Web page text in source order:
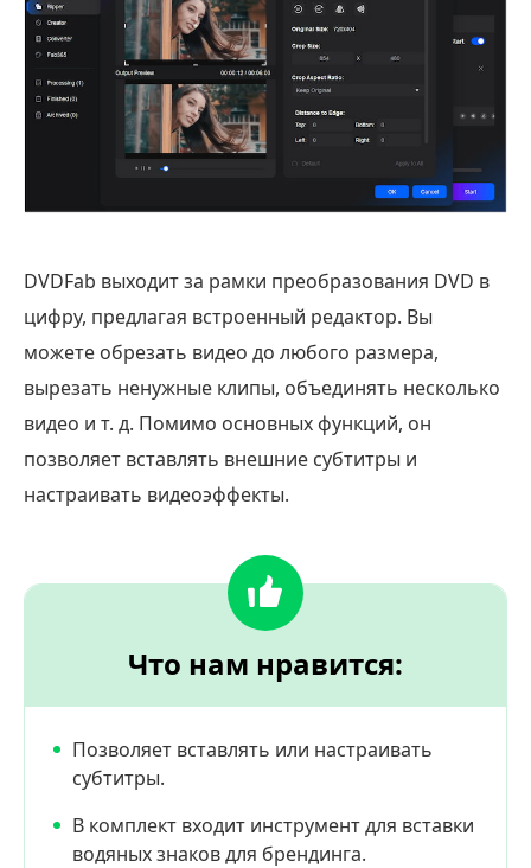
DVDFab выходит за рамки преобразования DVD в
цифру, предлагая встроенный редактор. Вы
можете обрезать видео до любого размера,
вырезать ненужные клипы, объединять несколько
видео и т. д. Помимо основных функций, он
позволяет вставлять внешние субтитры и
настраивать видеоэффекты.
Что нам нравится:
Позволяет вставлять или настраивать
субтитры.
В комплект входит инструмент для вставки
водяных знаков для брендинга.